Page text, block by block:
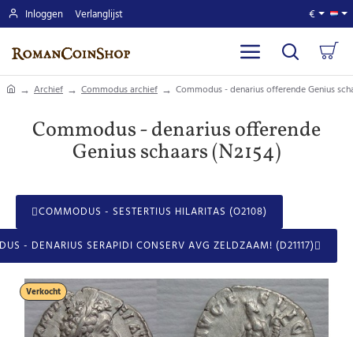
Inloggen Verlanglijst €
homeArchief Commodus archief Commodus - denarius offerende Genius
Commodus - denarius offerende
Genius schaars (N2154)
COMMODUS - SESTERTIUS HILARITAS (O2108)
- DENARIUS SERAPIDI CONSERV AVG ZELDZAAM! (D21117)
Verkocht